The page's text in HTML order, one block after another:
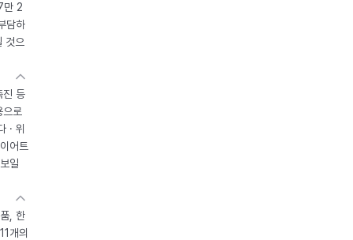
만 2
담하
것으
진 등
로
· 위
어트
일
, 한
개의